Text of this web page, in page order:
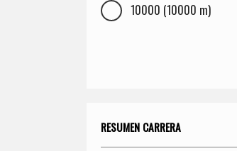
10000 (10000 m)
RESUMEN CARRERA